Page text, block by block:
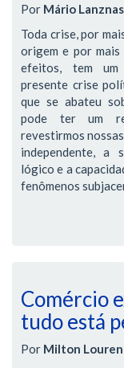
Por Mário
Toda crise, por
origem e por mais
efeitos, tem
presente crise
que se abateu
pode ter um
revestirmos
independente, a
lógico e a
fenômenos
Comércio
tudo está
Por Milton